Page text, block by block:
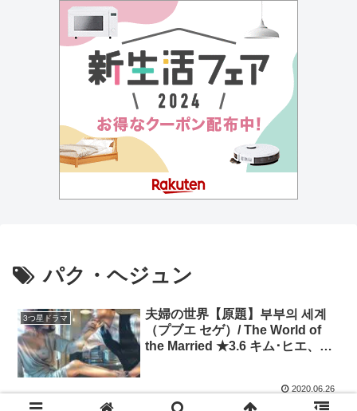
パク・ヘジュン
3つ星ドラマ
夫婦の世界【原題】부부의 세계
（プブエ セゲ）/ The World of
the Married ★3.6 キム･ヒエ、パ
2020.06.26